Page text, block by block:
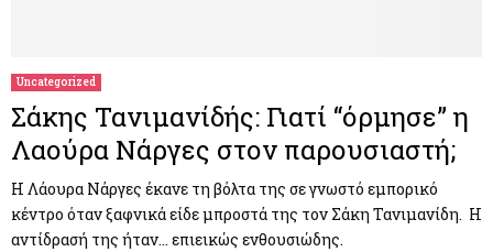
Uncategorized
Σάκης Τανιμανίδής: Γιατί “όρμησε” η
Λαούρα Νάργες στον παρουσιαστή;
Η Λάουρα Νάργες έκανε τη βόλτα της σε γνωστό εμπορικό
κέντρο όταν ξαφνικά είδε μπροστά της τον Σάκη Τανιμανίδη. Η
αντίδρασή της ήταν… επιεικώς ενθουσιώδης.